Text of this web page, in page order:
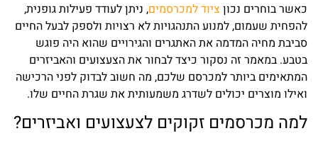
כאשר בוחרים נכון ציוד למכרסמים, ניתן לעודד פעילות גופנית,
להפחית שעמום, למנוע התנהגויות לא רצויות ולספק לבעל החיים
סביבת מחיה המדמה את האתגרים והגירויים שהוא היה פוגש
בטבע. במאמר זה נסקור כיצד לבחור את הצעצועים והאביזרים
המתאימים ביותר למכרסם שלכם, מה חשוב לבדוק לפני הרכישה
ואילו מוצרים יכולים לשדרג משמעותית את שגרת החיים שלו.
למה מכרסמים זקוקים לצעצועים ואביזרים?